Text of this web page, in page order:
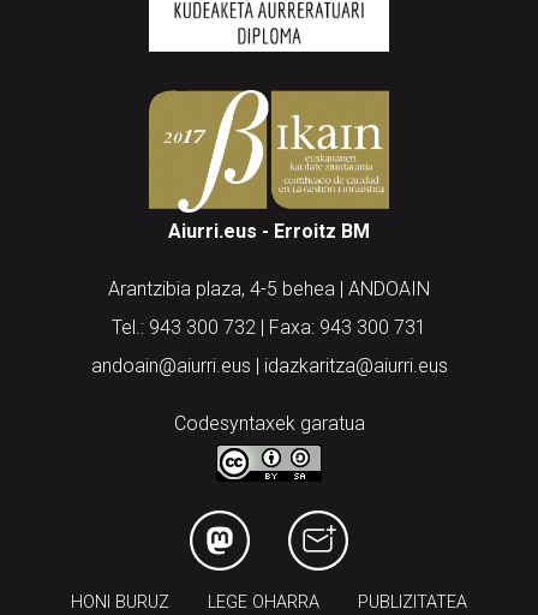
Aiurri.eus - Erroitz BM
Arantzibia plaza, 4-5 behea | ANDOAIN
Tel.: 943 300 732 | Faxa: 943 300 731
andoain@aiurri.eus | idazkaritza@aiurri.eus
Codesyntaxek garatua
HONI BURUZ LEGE OHARRA PUBLIZITATEA